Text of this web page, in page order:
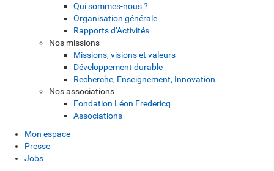
Qui sommes-nous ?
Organisation générale
Rapports d’Activités
Nos missions
Missions, visions et valeurs
Développement durable
Recherche, Enseignement, Innovation
Nos associations
Fondation Léon Fredericq
Associations
Mon espace
Presse
Jobs